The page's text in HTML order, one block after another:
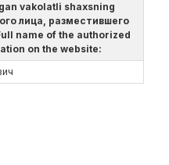
vakolatli shaxsning
лица, разместившего
name of the authorized
on the website: